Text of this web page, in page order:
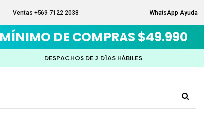
Ventas +569 7122 2038 WhatsApp Ayuda
MÍNIMO DE COMPRAS $49.990
DESPACHOS DE 2 DÍAS HÁBILES